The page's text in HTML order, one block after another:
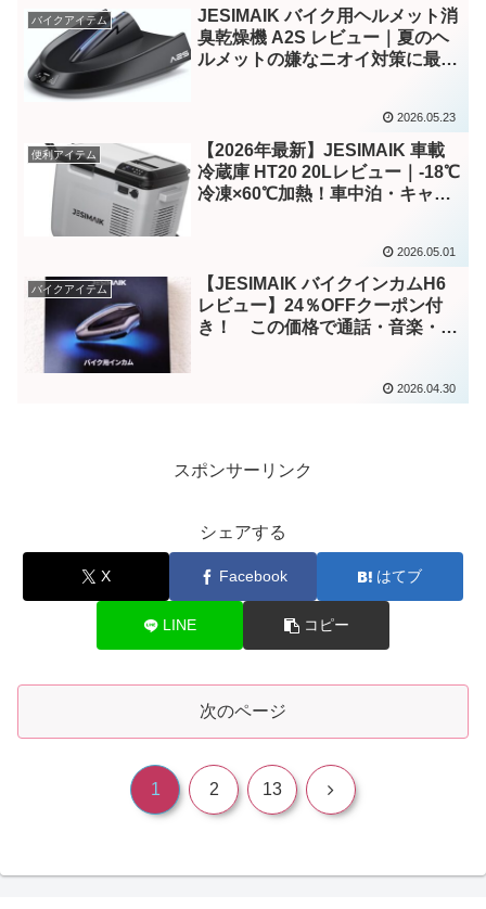
バイクアイテム
JESIMAIK バイク用ヘルメット消
臭乾燥機 A2S レビュー｜夏のヘ
ルメットの嫌なニオイ対策に最
2026.05.23
便利アイテム
【2026年最新】JESIMAIK 車載
冷蔵庫 HT20 20Lレビュー｜-18℃
冷凍×60℃加熱！車中泊・キャン
2026.05.01
バイクアイテム
【JESIMAIK バイクインカムH6
レビュー】24％OFFクーポン付
き！ この価格で通話・音楽・ナ
2026.04.30
スポンサーリンク
シェアする
X Facebook はてブ
LINE コピー
次のページ
1 2 13 次